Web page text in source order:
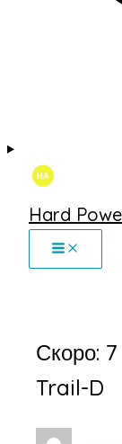
Hard
Скоро:
Trail-D